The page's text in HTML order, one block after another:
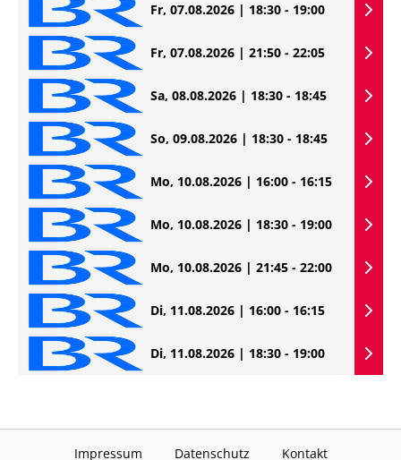
Fr, 07.08.2026 | 18:30 - 19:00
Fr, 07.08.2026 | 21:50 - 22:05
Sa, 08.08.2026 | 18:30 - 18:45
So, 09.08.2026 | 18:30 - 18:45
Mo, 10.08.2026 | 16:00 - 16:15
Mo, 10.08.2026 | 18:30 - 19:00
Mo, 10.08.2026 | 21:45 - 22:00
Di, 11.08.2026 | 16:00 - 16:15
Di, 11.08.2026 | 18:30 - 19:00
Impressum Datenschutz Kontakt